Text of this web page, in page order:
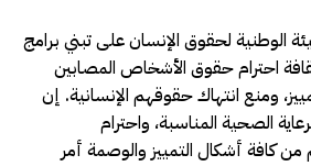
الوطنية لحقوق الإنسان على تبني برامج
احترام حقوق الأشخاص المصابين
ومنع انتهاك حقوقهم الإنسانية. إن
الصحية المناسبة، واحترام
كافة أشكال التمييز والوصمة أمر